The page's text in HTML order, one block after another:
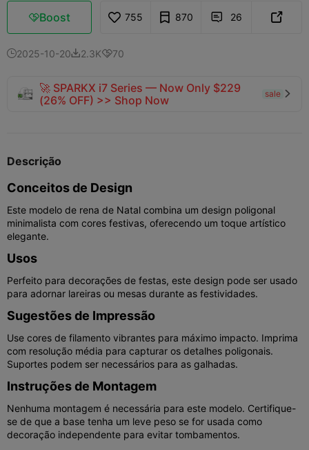
Boost 755 870  26 
2025-10-202.3K70
🚀 SPARKX i7 Series — Now Only $229
(26% OFF) >> Shop Now
sale 
Descrição
Conceitos de Design
Este modelo de rena de Natal combina um design poligonal
minimalista com cores festivas, oferecendo um toque artístico
elegante.
Usos
Perfeito para decorações de festas, este design pode ser usado
para adornar lareiras ou mesas durante as festividades.
Sugestões de Impressão
Use cores de filamento vibrantes para máximo impacto. Imprima
com resolução média para capturar os detalhes poligonais.
Suportes podem ser necessários para as galhadas.
Instruções de Montagem
Nenhuma montagem é necessária para este modelo. Certifique-
se de que a base tenha um leve peso se for usada como
decoração independente para evitar tombamentos.